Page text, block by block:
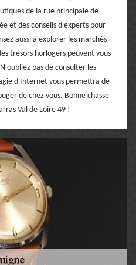
de la rue principale de
et des conseils d'experts pour
aussi à explorer les marchés
trésors horlogers peuvent vous
pas de consulter les
d'Internet vous permettra de
de chez vous. Bonne chasse
Val de Loire 49 !